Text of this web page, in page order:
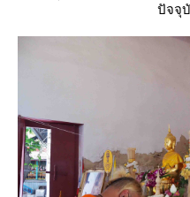
ปัจจุ